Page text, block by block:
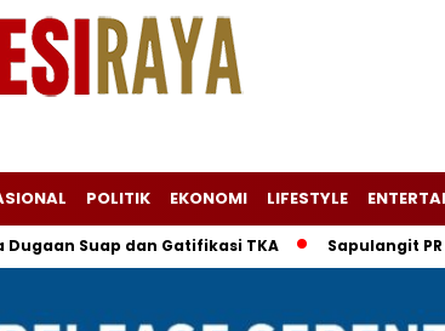
POLITIK EKONOMI LIFESTYLE
Suap dan Gatifikasi TKA Sapulangit PR